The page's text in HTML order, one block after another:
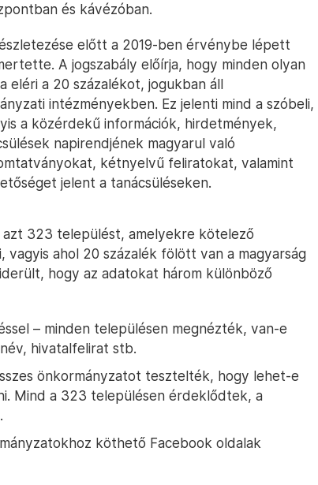
és kávézóban.
előtt a 2019-ben érvénybe lépett
A jogszabály előírja, hogy minden olyan
eléri a 20 százalékot, jogukban áll
intézményekben. Ez jelenti mind a szóbeli,
a közérdekű információk, hirdetmények,
napirendjének magyarul való
kétnyelvű feliratokat, valamint
jelent a tanácsüléseken.
323 települést, amelyekre kötelező
ahol 20 százalék fölött van a magyarság
hogy az adatokat három különböző
– minden településen megnézték, van-e
hivatalfelirat stb.
önkormányzatot tesztelték, hogy lehet-e
Mind a 323 településen érdeklődtek, a
köthető Facebook oldalak